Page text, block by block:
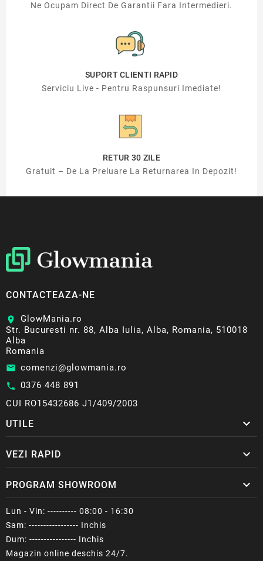
Ne Ocupam Direct De Garantii Fara Intermedieri.
SUPORT CLIENTI RAPID
Serviciu Live - Pentru Raspunsuri Imediate!
RETUR 30 ZILE
Gratuit – De La Preluare La Returnarea In Depozit!
CONTACTEAZA-NE
location_on
GlowMania.ro
Str. Bucuresti nr. 88, Alba Iulia, Alba, Romania, 510018
Alba
Romania
email comenzi@glowmania.ro
call 0376 448 891
CUI RO15432686 J1/409/2003
UTILE 
VEZI RAPID 
PROGRAM SHOWROOM 
Lun - Vin: ---------- 08:00 - 16:30
Sam: ----------------- Inchis
Dum: ---------------- Inchis
Magazin online deschis 24/7.